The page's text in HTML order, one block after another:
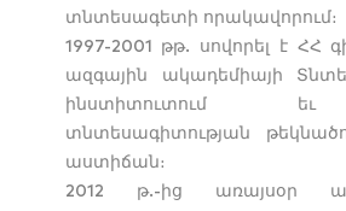
տնտեսագետի որակավորում։
1997-2001 թթ. սովորել է ՀՀ
ազգային ակադեմիայի
ինստիտուտում
տնտեսագիտության
աստիճան։
2012 թ.-ից առայսօր